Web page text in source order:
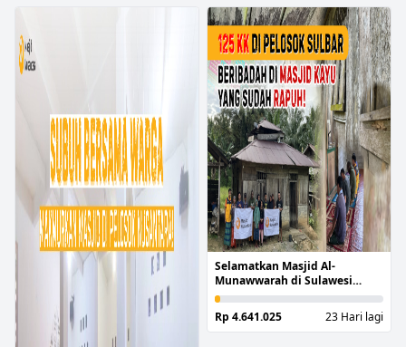
Selamatkan Masjid Al-
Munawwarah di Sulawesi
Barat
Rp 4.641.025
23 Hari lagi